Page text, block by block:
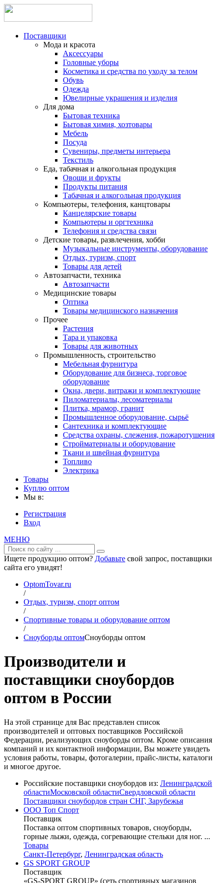
Поставщики
Мода и красота
Аксессуары
Головные уборы
Косметика и средства по уходу за телом
Обувь
Одежда
Ювелирные украшения и изделия
Для дома
Бытовая техника
Бытовая химия, хозтовары
Мебель
Посуда
Сувениры, предметы интерьера
Текстиль
Еда, табачная и алкогольная продукция
Овощи и фрукты
Продукты питания
Табачная и алкогольная продукция
Компьютеры, телефония, канцтовары
Канцелярские товары
Компьютеры и оргтехника
Телефония и средства связи
Детские товары, развлечения, хобби
Музыкальные инструменты, оборудование
Отдых, туризм, спорт
Товары для детей
Автозапчасти, техника
Автозапчасти
Медицинские товары
Оптика
Товары медицинского назначения
Прочее
Растения
Тара и упаковка
Товары для животных
Промышленность, строительство
Мебельная фурнитура
Оборудование для бизнеса, торговое
оборудование
Окна, двери, витражи и комплектующие
Пиломатериалы, лесоматериалы
Плитка, мрамор, гранит
Промышленное оборудование, сырьё
Сантехника и комплектующие
Средства охраны, слежения, пожаротушения
Стройматериалы и оборудование
Ткани и швейная фурнитура
Топливо
Электрика
Товары
Куплю оптом
Мы в:
Регистрация
Вход
МЕНЮ
Ищете продукцию оптом? Добавьте свой запрос, поставщики
сайта его увидят!
OptomTovar.ru
/
Отдых, туризм, спорт оптом
/
Спортивные товары и оборудование оптом
/
Сноуборды оптомСноуборды оптом
Производители и
поставщики сноубордов
оптом в России
На этой странице для Вас представлен список
производителей и оптовых поставщиков Российской
Федерации, реализующих сноуборды оптом. Кроме описания
компаний и их контактной информации, Вы можете увидеть
условия работы, товары, фотогалерии, прайс-листы, каталоги
и многое другое.
Российские поставщики сноубордов из: Ленинградской
областиМосковской областиСвердловской области
Поставщики сноубордов стран СНГ, Зарубежья
ООО Топ Спорт
Поставщик
Поставка оптом спортивных товаров, сноуборды,
горные лыжи, одежда, согревающие стельки для ног. ...
Товары
Санкт-Петербург, Ленинградская область
GS SPORT GROUP
Поставщик
«GS-SPORT GROUP» (сеть спортивных магазинов